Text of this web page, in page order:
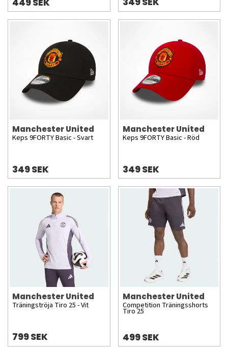
Manchester United
Keps 9FORTY Basic - Svart
349 SEK
Manchester United
Keps 9FORTY Basic - Röd
349 SEK
Manchester United
Träningströja Tiro 25 - Vit
799 SEK
Manchester United
Competition Träningsshorts
Tiro 25
499 SEK